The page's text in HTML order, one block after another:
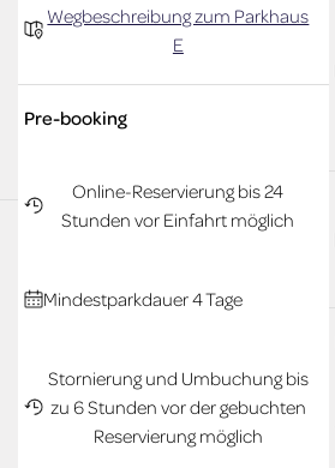
Wegbeschreibung zum Parkhaus
E
Pre-booking
Online-Reservierung bis 24
Stunden vor Einfahrt möglich
Mindestparkdauer 4 Tage
Stornierung und Umbuchung bis
zu 6 Stunden vor der gebuchten
Reservierung möglich